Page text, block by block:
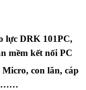
lực DRK 101PC,
mềm kết nối PC
con lăn, cáp
……